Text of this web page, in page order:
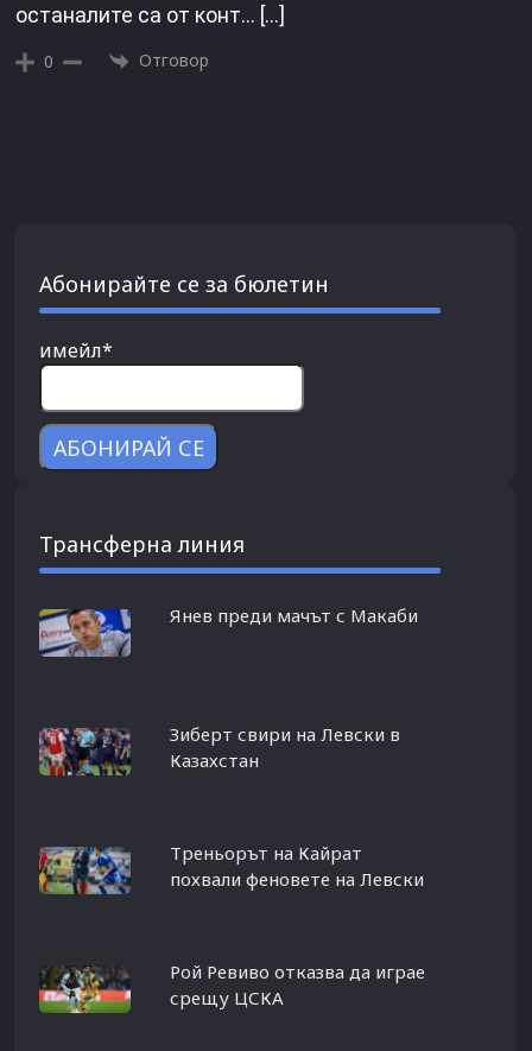
останалите са от конт… […]
0 Отговор
Абонирайте се за бюлетин
имейл*
Трансферна линия
Янев преди мачът с Макаби
Зиберт свири на Левски в
Казахстан
Треньорът на Кайрат
похвали феновете на Левски
Рой Ревиво отказва да играе
срещу ЦСКА